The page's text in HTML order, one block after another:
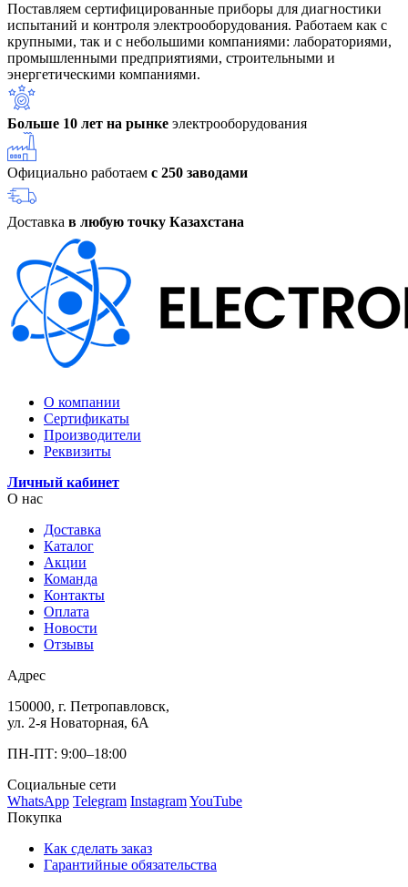
Поставляем сертифицированные приборы для диагностики
испытаний и контроля электрооборудования. Работаем как с
крупными, так и с небольшими компаниями: лабораториями,
промышленными предприятиями, строительными и
энергетическими компаниями.
Больше 10 лет на рынке электрооборудования
Официально работаем с 250 заводами
Доставка в любую точку Казахстана
О компании
Сертификаты
Производители
Реквизиты
Личный кабинет
О нас
Доставка
Каталог
Акции
Команда
Контакты
Оплата
Новости
Отзывы
Адрес
150000, г. Петропавловск,
ул. 2-я Новаторная, 6А
ПН-ПТ: 9:00–18:00
Социальные сети
WhatsApp Telegram InstagramYouTube
Покупка
Как сделать заказ
Гарантийные обязательства